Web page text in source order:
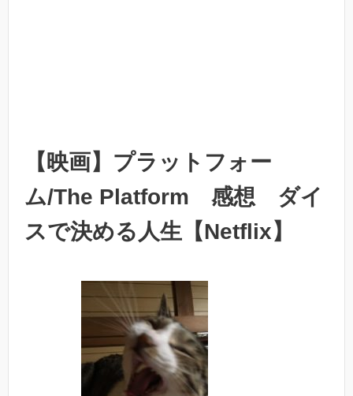
【映画】プラットフォー
ム/The Platform 感想 ダイ
スで決める人生【Netflix】